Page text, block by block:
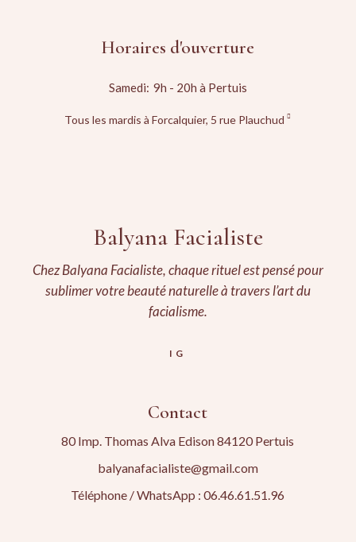
Horaires d'ouverture
Samedi: 9h - 20h à Pertuis
Tous les mardis à Forcalquier, 5 rue Plauchud
Balyana Facialiste
Chez Balyana Facialiste, chaque rituel est pensé pour
sublimer votre beauté naturelle à travers l’art du
facialisme.
IG
Contact
80 Imp. Thomas Alva Edison 84120 Pertuis
balyanafacialiste@gmail.com
Téléphone / WhatsApp : 06.46.61.51.96